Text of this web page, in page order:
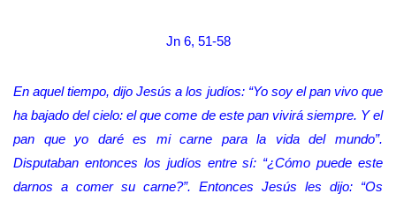
Jn 6, 51-58
En aquel tiempo, dijo Jesús a los judíos: “Yo soy el pan vivo que
ha bajado del cielo: el que come de este pan vivirá siempre. Y el
pan que yo daré es mi carne para la vida del mundo”.
Disputaban entonces los judíos entre sí: “¿Cómo puede este
darnos a comer su carne?”. Entonces Jesús les dijo: “Os